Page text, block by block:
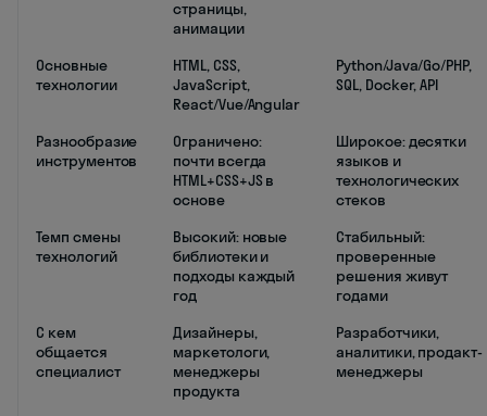
страницы,
анимации
Основные
технологии
HTML, CSS,
JavaScript,
React/Vue/Angular
Python/Java/Go/PHP,
SQL, Docker, API
Разнообразие
инструментов
Ограничено:
почти всегда
HTML+CSS+JS в
основе
Широкое: десятки
языков и
технологических
стеков
Темп смены
технологий
Высокий: новые
библиотеки и
подходы каждый
год
Стабильный:
проверенные
решения живут
годами
С кем
общается
специалист
Дизайнеры,
маркетологи,
менеджеры
продукта
Разработчики,
аналитики, продакт-
менеджеры